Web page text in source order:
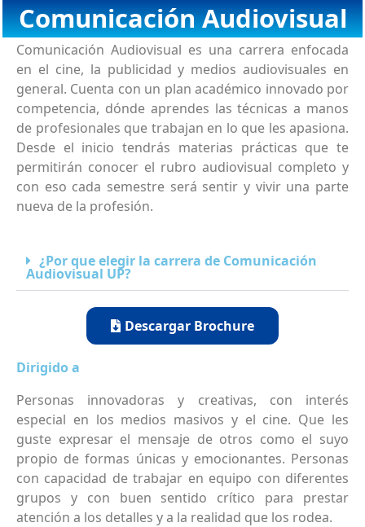
Comunicación Audiovisual
Comunicación Audiovisual es una carrera enfocada
en el cine, la publicidad y medios audiovisuales en
general. Cuenta con un plan académico innovado por
competencia, dónde aprendes las técnicas a manos
de profesionales que trabajan en lo que les apasiona.
Desde el inicio tendrás materias prácticas que te
permitirán conocer el rubro audiovisual completo y
con eso cada semestre será sentir y vivir una parte
nueva de la profesión.
¿Por que elegir la carrera de Comunicación
Audiovisual UP?
Descargar Brochure
Dirigido a
Personas innovadoras y creativas, con interés
especial en los medios masivos y el cine. Que les
guste expresar el mensaje de otros como el suyo
propio de formas únicas y emocionantes. Personas
con capacidad de trabajar en equipo con diferentes
grupos y con buen sentido crítico para prestar
atención a los detalles y a la realidad que los rodea.